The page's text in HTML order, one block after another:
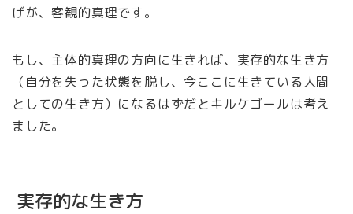
げが、客観的真理です。
もし、主体的真理の方向に生きれば、実存的な生き方
（自分を失った状態を脱し、今ここに生きている人間
としての生き方）になるはずだとキルケゴールは考え
ました。
実存的な生き方